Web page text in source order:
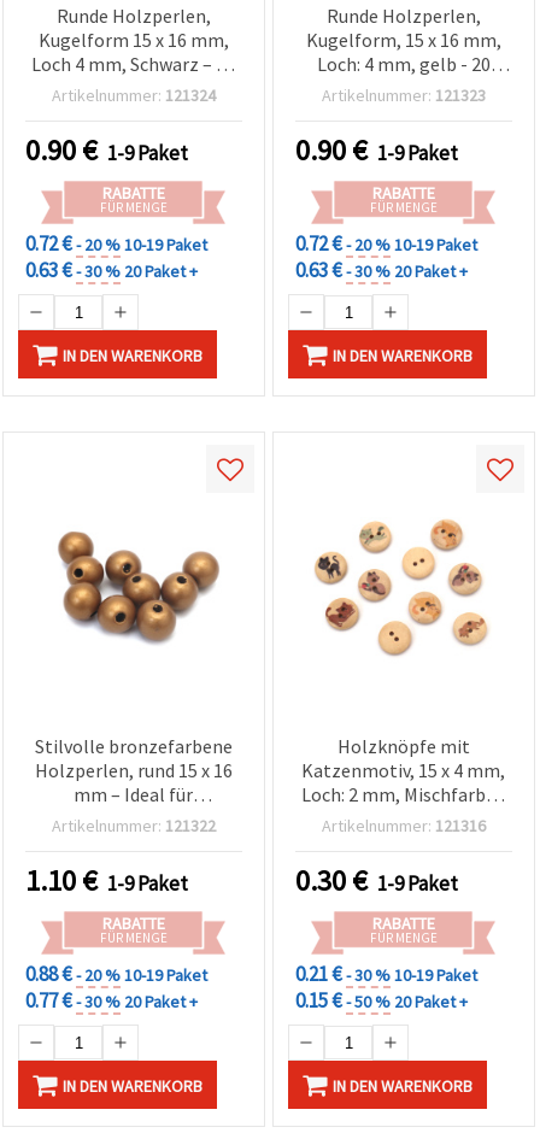
Runde Holzperlen,
Kugelform 15 x 16 mm,
Loch 4 mm, Schwarz – 20
Stück
Artikelnummer: 121324
0.90€ 1-9 Paket
RABATTE
FÜR MENGE
0.72 €- 20 %10-19 Paket
0.63 €- 30 % 20 Paket +
IN DEN WARENKORB
Runde Holzperlen,
Kugelform, 15 x 16 mm,
Loch: 4 mm, gelb - 20
Stück
Artikelnummer: 121323
0.90€ 1-9 Paket
RABATTE
FÜR MENGE
0.72 €- 20 %10-19 Paket
0.63 €- 30 % 20 Paket +
IN DEN WARENKORB
Stilvolle bronzefarbene
Holzperlen, rund 15 x 16
mm – Ideal für
Schmuckherstellung,
Loch 4 mm, 20 Stück
Artikelnummer: 121322
1.10€ 1-9 Paket
RABATTE
FÜR MENGE
0.88 €- 20 %10-19 Paket
0.77 €- 30 % 20 Paket +
IN DEN WARENKORB
Holzknöpfe mit
Katzenmotiv, 15 x 4 mm,
Loch: 2 mm, Mischfarben
(sortiert) – 10 Stück
Artikelnummer: 121316
0.30€ 1-9 Paket
RABATTE
FÜR MENGE
0.21 €- 30 %10-19 Paket
0.15 €- 50 % 20 Paket +
IN DEN WARENKORB